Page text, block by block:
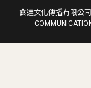
食達文化傳播有限公